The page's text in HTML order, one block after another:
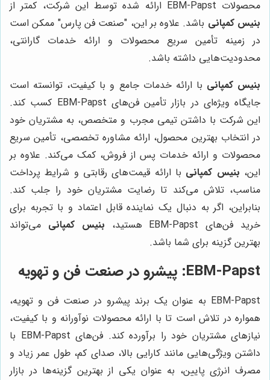
محصولات EBM-Papst ارائه شده توسط این شرکت، کمتر از
بنیس کمپانی باشد. علاوه بر این، "صنعت فن پارس" ممکن است
در زمینه تأمین سریع محصولات و ارائه خدمات گارانتی،
محدودیت‌هایی داشته باشد.
بنیس کمپانی با ارائه خدمات جامع و با کیفیت، توانسته است
جایگاه ویژه‌ای در بازار تأمین فن‌های EBM-Papst کسب کند.
این شرکت با داشتن تیمی مجرب و متخصص، به مشتریان خود
در انتخاب بهترین محصول، ارائه مشاوره تخصصی، تأمین سریع
محصولات و ارائه خدمات پس از فروش، کمک می‌کند. علاوه بر
این، بنیس کمپانی با ارائه قیمت‌های رقابتی و شرایط پرداخت
مناسب، تلاش می‌کند تا رضایت مشتریان خود را جلب کند.
بنابراین، اگر به دنبال یک نماینده قابل اعتماد و با تجربه برای
خرید فن‌های EBM-Papst هستید،
بنیس کمپانی می‌تواند
بهترین گزینه برای شما باشد.
EBM-Papst: پیشرو در صنعت فن و تهویه
EBM-Papst به عنوان یک برند پیشرو در صنعت فن و تهویه،
همواره در تلاش است تا با ارائه محصولات نوآورانه و با کیفیت،
نیازهای مشتریان خود را برآورده کند. فن‌های EBM-Papst با
داشتن ویژگی‌هایی مانند کارایی بالا، صدای کم، طول عمر زیاد و
مصرف انرژی پایین، به عنوان یکی از بهترین گزینه‌ها در بازار